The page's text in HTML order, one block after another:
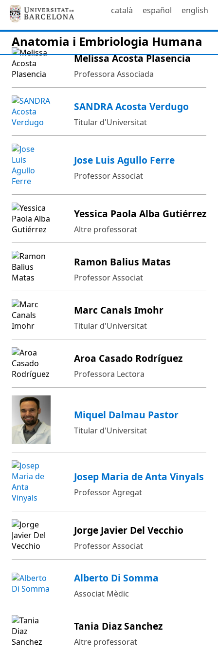
català español english
Anatomia i Embriologia Humana
Melissa Acosta Plasencia
Professora Associada
SANDRA Acosta Verdugo
Titular d'Universitat
Jose Luis Agullo Ferre
Professor Associat
Yessica Paola Alba Gutiérrez
Altre professorat
Ramon Balius Matas
Professor Associat
Marc Canals Imohr
Titular d'Universitat
Aroa Casado Rodríguez
Professora Lectora
Miquel Dalmau Pastor
Titular d'Universitat
Josep Maria de Anta Vinyals
Professor Agregat
Jorge Javier Del Vecchio
Professor Associat
Alberto Di Somma
Associat Mèdic
Tania Diaz Sanchez
Altre professorat